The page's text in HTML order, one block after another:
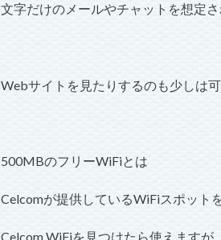
文字だけのメールやチャットを想定さ
Webサイトを見たりするのも少しは
500MBのフリーWiFiとは
Celcomが提供しているWiFiスポット
Celcom WiFiを見つけたら使えますが